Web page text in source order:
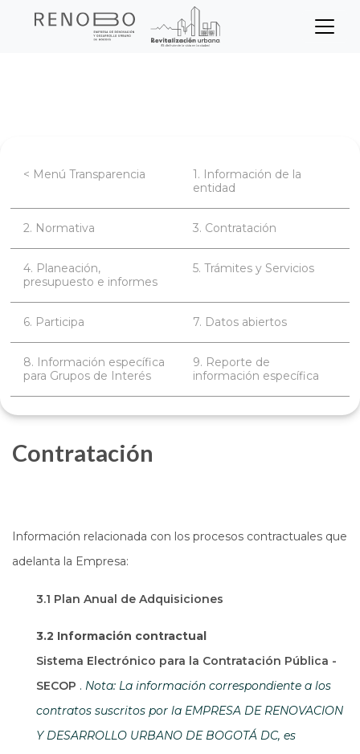
Sitio Web Empresa de
Transparencia
< Menú Transparencia
1. Información de la
entidad
2. Normativa 3. Contratación
4. Planeación,
presupuesto e informes
5. Trámites y Servicios
6. Participa 7. Datos abiertos
8. Información específica
para Grupos de Interés
9. Reporte de
información específica
Contratación
Información relacionada con los procesos contractuales que
adelanta la Empresa:
3.1 Plan Anual de Adquisiciones
3.2 Información contractual
Sistema Electrónico para la Contratación Pública -
SECOP Abre en una nueva ventana
. Nota: La información correspondiente a los
contratos suscritos por la EMPRESA DE RENOVACION
Y DESARROLLO URBANO DE BOGOTÁ DC, es